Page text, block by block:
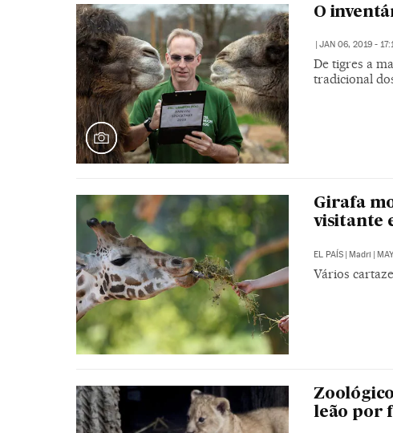
O
JAN 06, 2019 -
De tigres a
tradicional
Girafa
visitante
EL PAÍS | Madri |
Vários
leão por